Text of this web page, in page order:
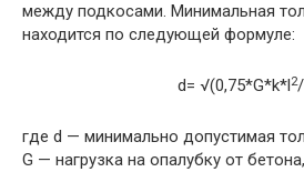
между подкосами. Минимальная
находится по следующей формуле:
d= √(0,75*G*k*l 2
где d — минимально допустимая
G — нагрузка на опалубку от бетона,